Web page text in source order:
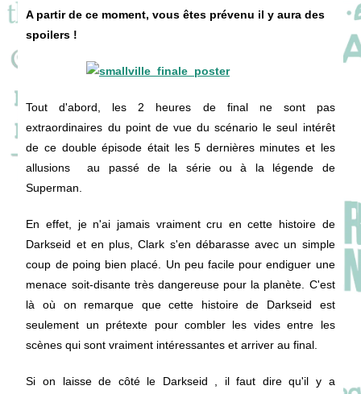
A partir de ce moment, vous êtes prévenu il y aura des
spoilers !
Tout d'abord, les 2 heures de final ne sont pas
extraordinaires du point de vue du scénario le seul intérêt
de ce double épisode était les 5 dernières minutes et les
allusions au passé de la série ou à la légende de
Superman.
En effet, je n'ai jamais vraiment cru en cette histoire de
Darkseid et en plus, Clark s'en débarasse avec un simple
coup de poing bien placé. Un peu facile pour endiguer une
menace soit-disante très dangereuse pour la planète. C'est
là où on remarque que cette histoire de Darkseid est
seulement un prétexte pour combler les vides entre les
scènes qui sont vraiment intéressantes et arriver au final.
Si on laisse de côté le Darkseid , il faut dire qu'il y a